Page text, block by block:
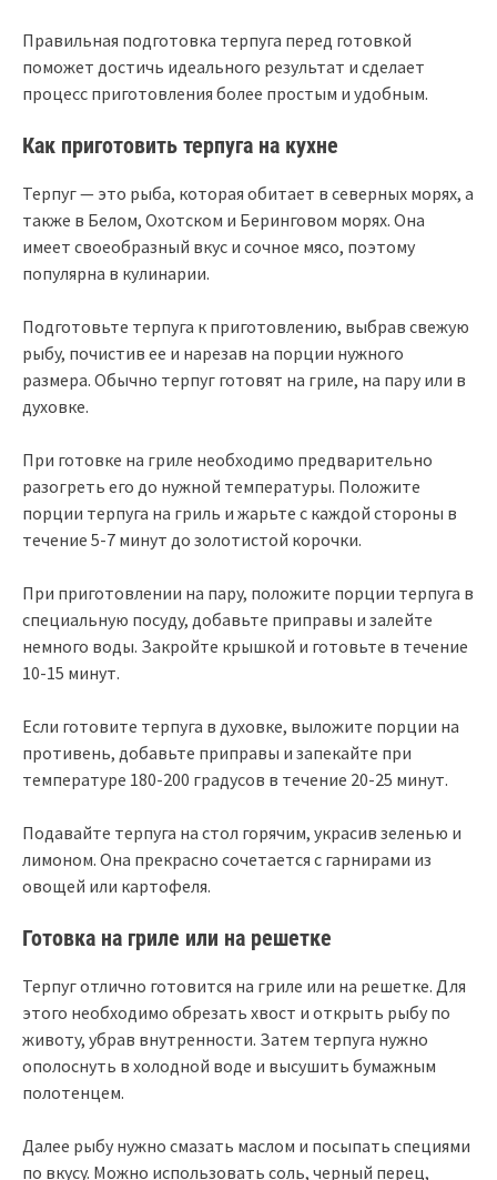
Правильная подготовка терпуга перед готовкой
поможет достичь идеального результат и сделает
процесс приготовления более простым и удобным.
Как приготовить терпуга на кухне
Терпуг — это рыба, которая обитает в северных морях, а
также в Белом, Охотском и Беринговом морях. Она
имеет своеобразный вкус и сочное мясо, поэтому
популярна в кулинарии.
Подготовьте терпуга к приготовлению, выбрав свежую
рыбу, почистив ее и нарезав на порции нужного
размера. Обычно терпуг готовят на гриле, на пару или в
духовке.
При готовке на гриле необходимо предварительно
разогреть его до нужной температуры. Положите
порции терпуга на гриль и жарьте с каждой стороны в
течение 5-7 минут до золотистой корочки.
При приготовлении на пару, положите порции терпуга в
специальную посуду, добавьте приправы и залейте
немного воды. Закройте крышкой и готовьте в течение
10-15 минут.
Если готовите терпуга в духовке, выложите порции на
противень, добавьте приправы и запекайте при
температуре 180-200 градусов в течение 20-25 минут.
Подавайте терпуга на стол горячим, украсив зеленью и
лимоном. Она прекрасно сочетается с гарнирами из
овощей или картофеля.
Готовка на гриле или на решетке
Терпуг отлично готовится на гриле или на решетке. Для
этого необходимо обрезать хвост и открыть рыбу по
животу, убрав внутренности. Затем терпуга нужно
ополоснуть в холодной воде и высушить бумажным
полотенцем.
Далее рыбу нужно смазать маслом и посыпать специями
по вкусу. Можно использовать соль, черный перец,